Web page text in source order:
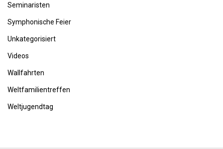
Seminaristen
Symphonische Feier
Unkategorisiert
Videos
Wallfahrten
Weltfamilientreffen
Weltjugendtag